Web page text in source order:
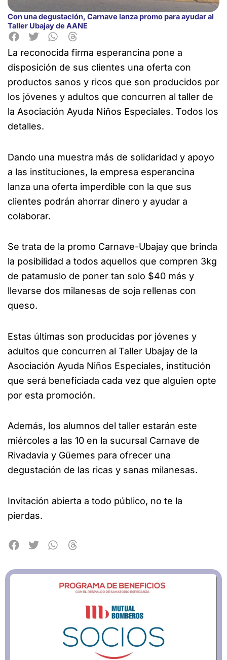
Con una degustación, Carnave lanza promo para ayudar al
Taller Ubajay de AANE
La reconocida firma esperancina pone a
disposición de sus clientes una oferta con
productos sanos y ricos que son producidos por
los jóvenes y adultos que concurren al taller de
la Asociación Ayuda Niños Especiales. Todos los
detalles.
Dando una muestra más de solidaridad y apoyo
a las instituciones, la empresa esperancina
lanza una oferta imperdible con la que sus
clientes podrán ahorrar dinero y ayudar a
colaborar.
Se trata de la promo Carnave-Ubajay que brinda
la posibilidad a todos aquellos que compren 3kg
de patamuslo de poner tan solo $40 más y
llevarse dos milanesas de soja rellenas con
queso.
Estas últimas son producidas por jóvenes y
adultos que concurren al Taller Ubajay de la
Asociación Ayuda Niños Especiales, institución
que será beneficiada cada vez que alguien opte
por esta promoción.
Además, los alumnos del taller estarán este
miércoles a las 10 en la sucursal Carnave de
Rivadavia y Güemes para ofrecer una
degustación de las ricas y sanas milanesas.
Invitación abierta a todo público, no te la
pierdas.